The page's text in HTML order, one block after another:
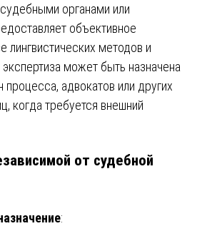
органами или
объективное
лингвистических методов и
может быть назначена
процесса, адвокатов или других
когда требуется внешний
от судебной
: